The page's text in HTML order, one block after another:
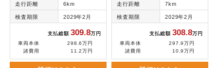
走行距離 6km
検査期限 2029年2月
支払総額309.8万円
車両本体
298.6万円
諸費用
11.2万円
走行距離 7km
検査期限 2029年2月
支払総額308.8万円
車両本体
297.9万円
諸費用
10.9万円